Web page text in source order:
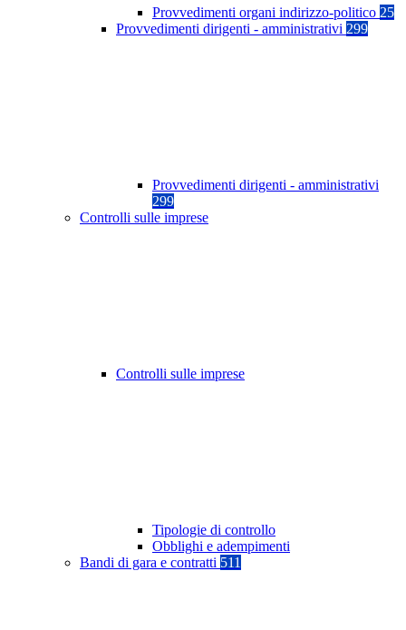
Provvedimenti organi indirizzo-politico 25
Provvedimenti dirigenti - amministrativi 299
Provvedimenti dirigenti - amministrativi
299
Controlli sulle imprese
Controlli sulle imprese
Tipologie di controllo
Obblighi e adempimenti
Bandi di gara e contratti 511